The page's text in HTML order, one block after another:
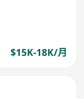
$15K-18K/月